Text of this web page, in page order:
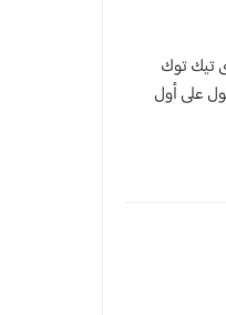
تيك توك
على أول